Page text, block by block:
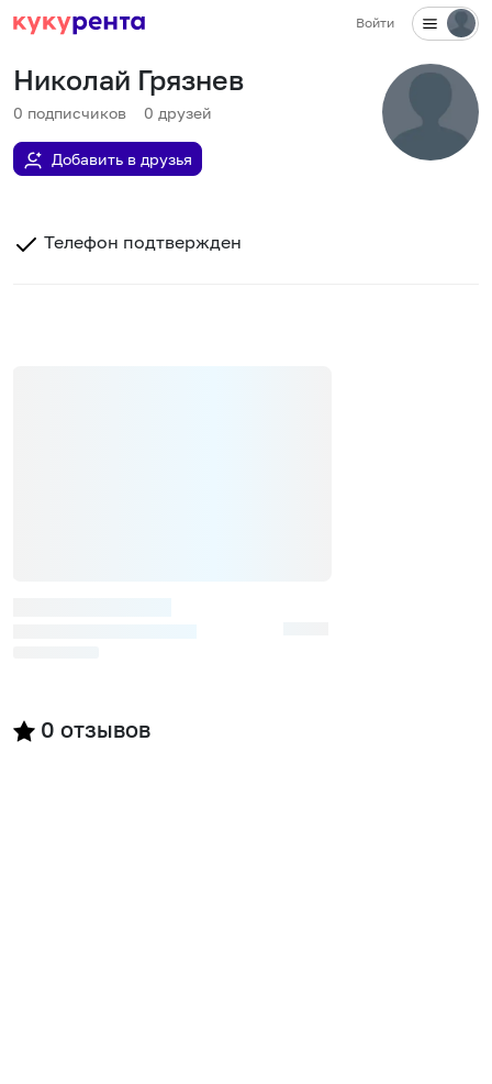
Войти
Николай Грязнев
0 подписчиков 0 друзей
Добавить в друзья
Телефон подтвержден
0 отзывов